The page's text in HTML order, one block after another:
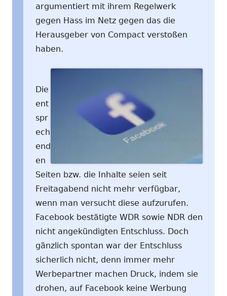
argumentiert mit ihrem Regelwerk
gegen Hass im Netz gegen das die
Herausgeber von Compact verstoßen
haben.
Die
ent
spr
ech
end
en
Seiten bzw. die Inhalte seien seit
Freitagabend nicht mehr verfügbar,
wenn man versucht diese aufzurufen.
Facebook bestätigte WDR sowie NDR den
nicht angekündigten Entschluss. Doch
gänzlich spontan war der Entschluss
sicherlich nicht, denn immer mehr
Werbepartner machen Druck, indem sie
drohen, auf Facebook keine Werbung